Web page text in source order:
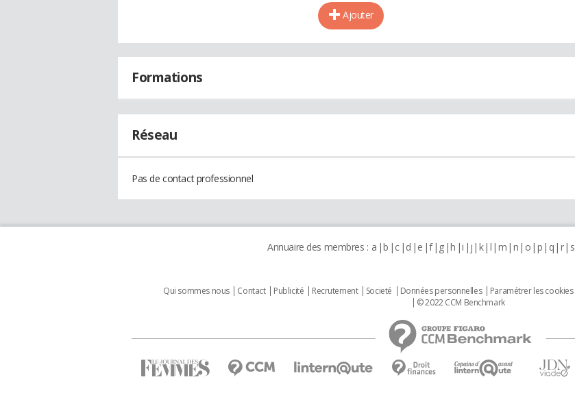
Ajouter
Formations
Réseau
Pas de contact professionnel
Annuaire des membres : a b c d e f g h i j k l m n o p q r s
Qui sommes nous Contact Publicité Recrutement Societé Données personnelles Paramétrer les cookies
© 2022 CCM Benchmark